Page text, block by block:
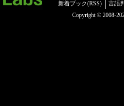
新着ブック(RSS)
言語
Copyright © 2008-